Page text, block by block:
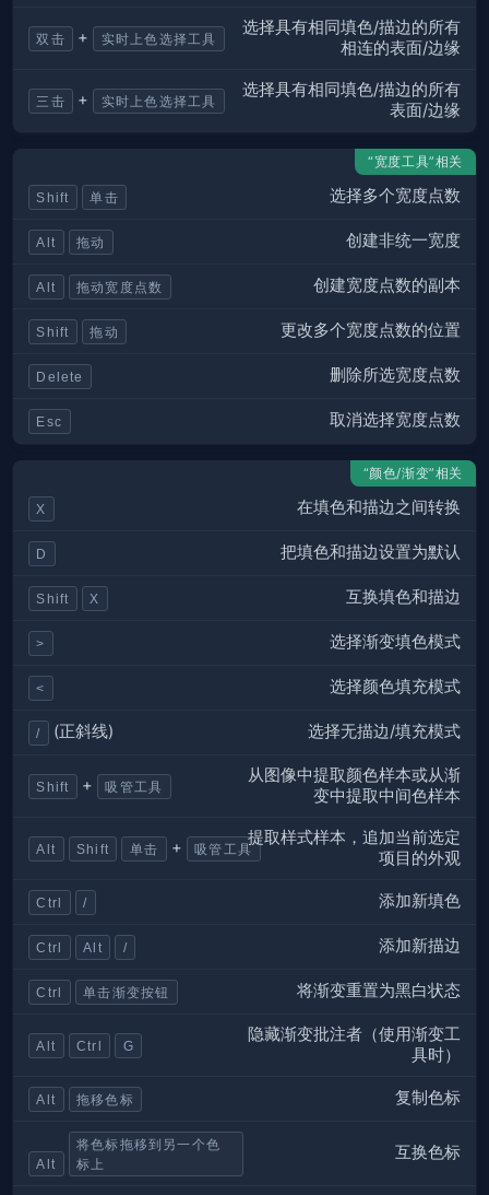
双击 + 实时上色选择工具
选择具有相同填色/描边的所有
相连的表面/边缘
三击 + 实时上色选择工具
选择具有相同填色/描边的所有
表面/边缘
“宽度工具”相关
Shift 单击 选择多个宽度点数
Alt 拖动 创建非统一宽度
Alt 拖动宽度点数 创建宽度点数的副本
Shift 拖动 更改多个宽度点数的位置
Delete 删除所选宽度点数
Esc 取消选择宽度点数
“颜色/渐变”相关
X 在填色和描边之间转换
D 把填色和描边设置为默认
Shift X 互换填色和描边
> 选择渐变填色模式
< 选择颜色填充模式
/ (正斜线) 选择无描边/填充模式
Shift + 吸管工具
从图像中提取颜色样本或从渐
变中提取中间色样本
Alt Shift 单击 + 吸管工具
提取样式样本，追加当前选定
项目的外观
Ctrl / 添加新填色
Ctrl Alt / 添加新描边
Ctrl 单击渐变按钮 将渐变重置为黑白状态
Alt Ctrl G
隐藏渐变批注者（使用渐变工
具时）
Alt 拖移色标 复制色标
Alt
将色标拖移到另一个色
标上
互换色标